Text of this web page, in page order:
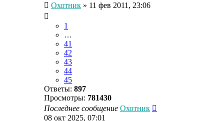
Охотник » 11 фев 2011, 23:06
1
…
41
42
43
44
45
Ответы: 897
Просмотры: 781430
Последнее сообщение Охотник
08 окт 2025, 07:01